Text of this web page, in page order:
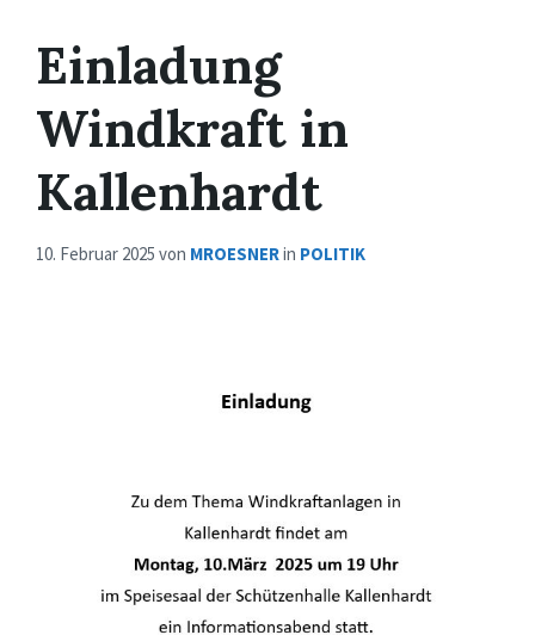
Einladung
Windkraft in
Kallenhardt
10. Februar 2025 von MROESNERin POLITIK